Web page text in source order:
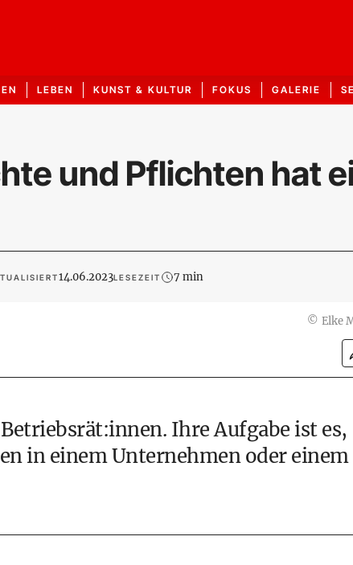
LEBEN KUNST & KULTUR FOKUS GALERIE
und Pflichten hat
14.06.2023LESEZEIT 7 min
© Elke
Ihre Aufgabe ist es,
in einem Unternehmen oder einem